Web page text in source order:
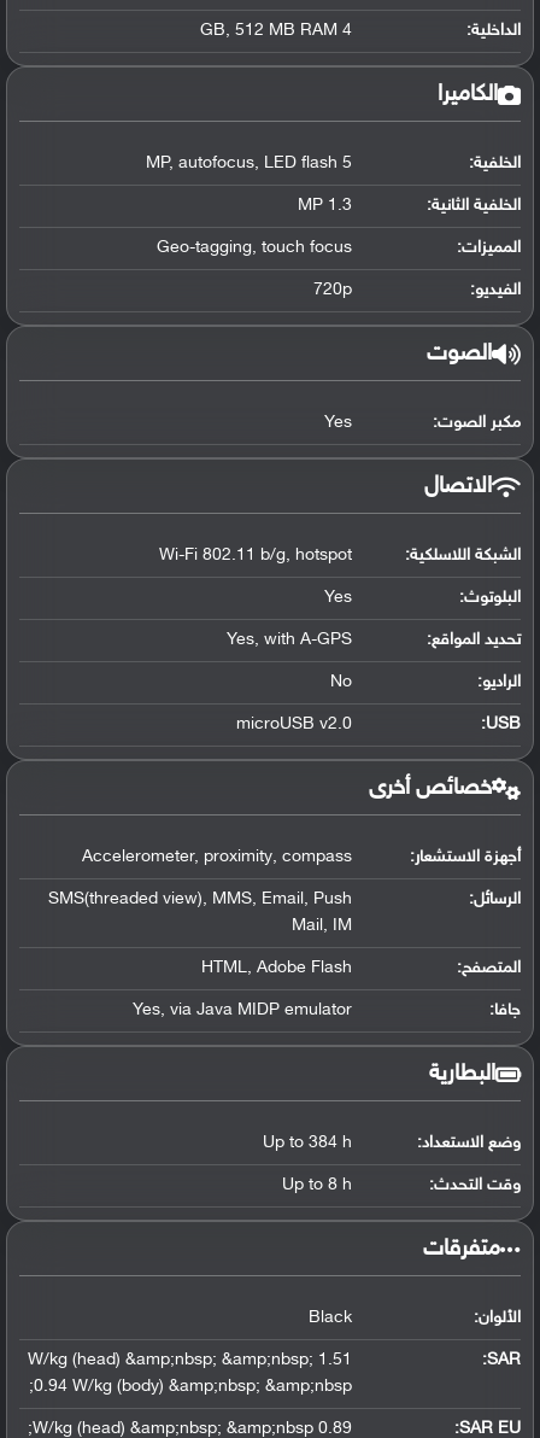
الداخلية: 4 GB, 512 MB RAM
الكاميرا
الخلفية: 5 MP, autofocus, LED flash
الخلفية الثانية: 1.3 MP
المميزات: Geo-tagging, touch focus
الفيديو: 720p
الصوت
مكبر الصوت: Yes
الاتصال
الشبكة اللاسلكية: Wi-Fi 802.11 b/g, hotspot
البلوتوث:
Yes
تحديد المواقع:
Yes, with A-GPS
الراديو: No
USB
:
microUSB v2.0
خصائص أخرى
أجهزة الاستشعار: Accelerometer, proximity, compass
الرسائل:
SMS(threaded view), MMS, Email, Push
Mail, IM
المتصفح: HTML, Adobe Flash
جافا: Yes, via Java MIDP emulator
البطارية
وضع الاستعداد: Up to 384 h
وقت التحدث: Up to 8 h
‏متفرقات‏
الألوان: Black
SAR
:
1.51 W/kg (head) &amp;nbsp; &amp;nbsp;
0.94 W/kg (body) &amp;nbsp; &amp;nbsp;
SAR EU:
0.89 W/kg (head) &amp;nbsp; &amp;nbsp;